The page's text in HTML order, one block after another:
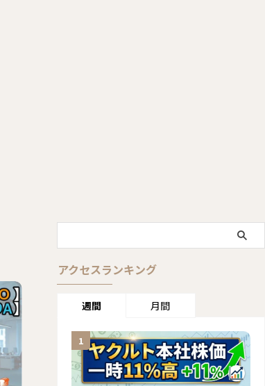
アクセスランキング
週間 月間